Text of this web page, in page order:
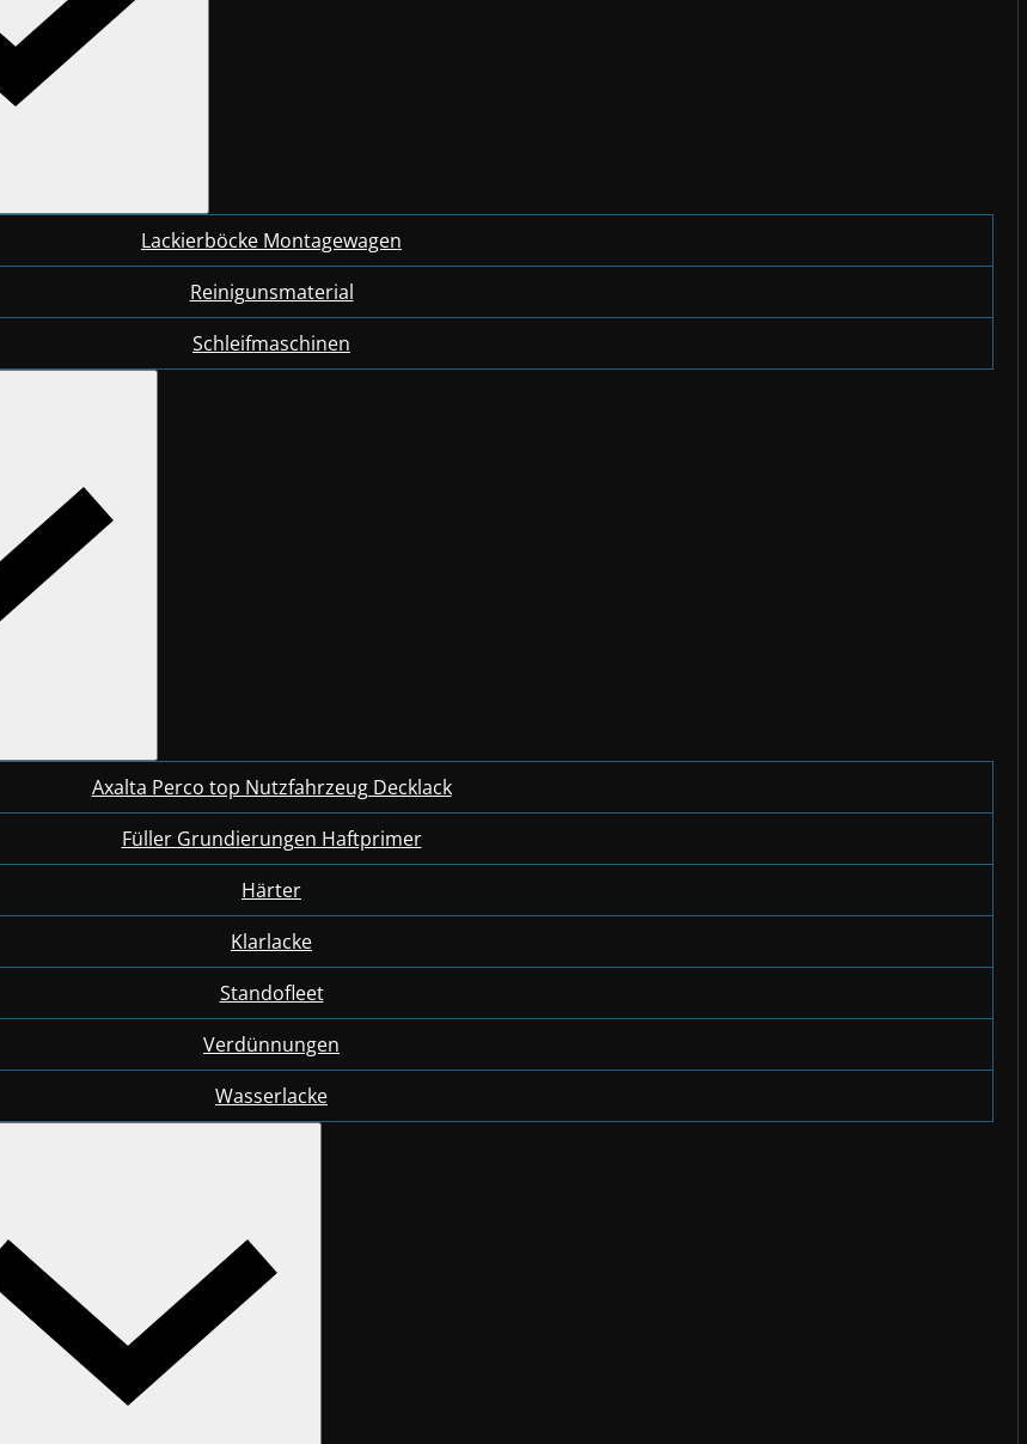
Lackierböcke Montagewagen
Reinigunsmaterial
Schleifmaschinen
Axalta Perco top Nutzfahrzeug Decklack
Füller Grundierungen Haftprimer
Härter
Klarlacke
Standofleet
Verdünnungen
Wasserlacke